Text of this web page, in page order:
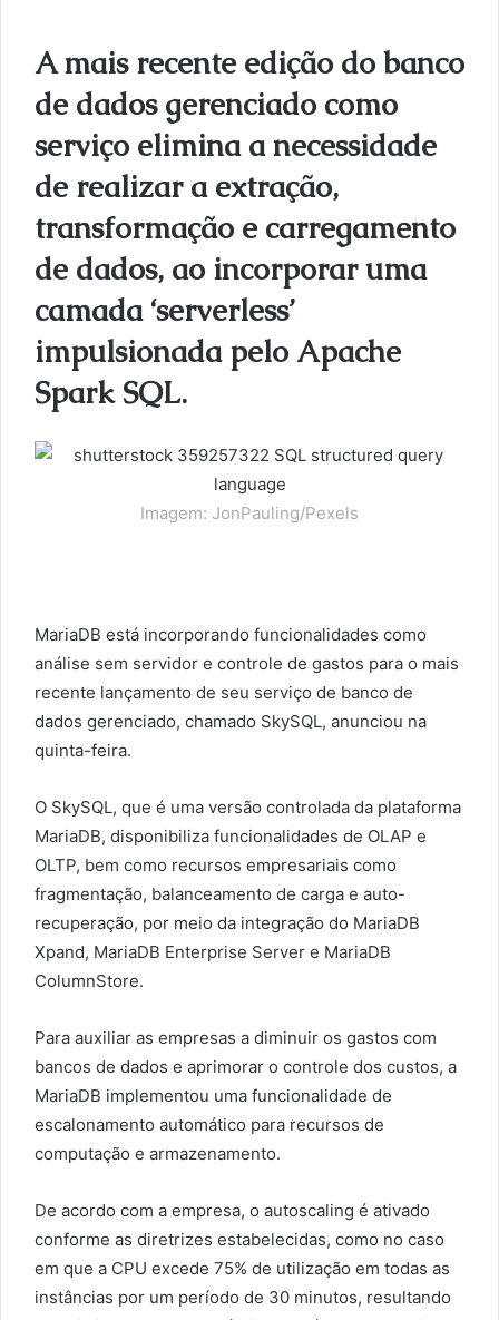
A mais recente edição do banco
de dados gerenciado como
serviço elimina a necessidade
de realizar a extração,
transformação e carregamento
de dados, ao incorporar uma
camada ‘serverless’
impulsionada pelo Apache
Spark SQL.
Imagem: JonPauling/Pexels
MariaDB está incorporando funcionalidades como
análise sem servidor e controle de gastos para o mais
recente lançamento de seu serviço de banco de
dados gerenciado, chamado SkySQL, anunciou na
quinta-feira.
O SkySQL, que é uma versão controlada da plataforma
MariaDB, disponibiliza funcionalidades de OLAP e
OLTP, bem como recursos empresariais como
fragmentação, balanceamento de carga e auto-
recuperação, por meio da integração do MariaDB
Xpand, MariaDB Enterprise Server e MariaDB
ColumnStore.
Para auxiliar as empresas a diminuir os gastos com
bancos de dados e aprimorar o controle dos custos, a
MariaDB implementou uma funcionalidade de
escalonamento automático para recursos de
computação e armazenamento.
De acordo com a empresa, o autoscaling é ativado
conforme as diretrizes estabelecidas, como no caso
em que a CPU excede 75% de utilização em todas as
instâncias por um período de 30 minutos, resultando